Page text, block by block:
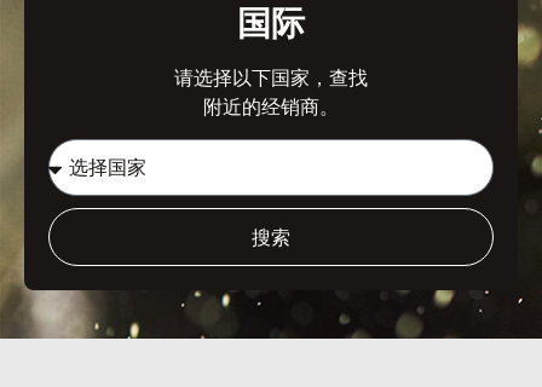
国际
请选择以下国家，查找
附近的经销商。
搜索